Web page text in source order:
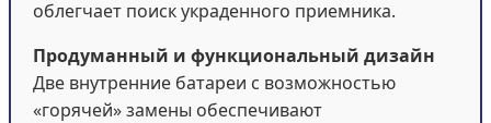
облегчает поиск украденного приемника.
Продуманный и функциональный дизайн
Две внутренние батареи с возможностью
«горячей» замены обеспечивают